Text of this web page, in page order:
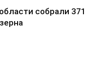
собрали 371